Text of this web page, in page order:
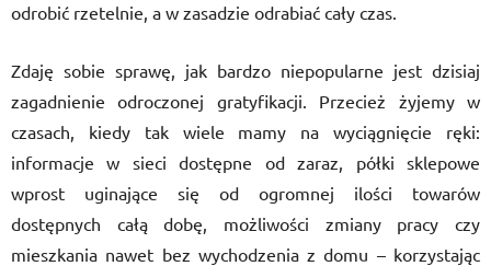
odrobić rzetelnie, a w zasadzie odrabiać cały czas.
Zdaję sobie sprawę, jak bardzo niepopularne jest dzisiaj
zagadnienie odroczonej gratyfikacji. Przecież żyjemy w
czasach, kiedy tak wiele mamy na wyciągnięcie ręki:
informacje w sieci dostępne od zaraz, półki sklepowe
wprost uginające się od ogromnej ilości towarów
dostępnych całą dobę, możliwości zmiany pracy czy
mieszkania nawet bez wychodzenia z domu – korzystając